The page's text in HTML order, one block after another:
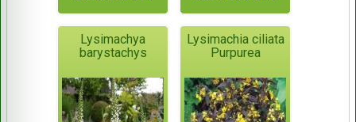
Lysimachya
barystachys
Lysimachia ciliata
Purpurea